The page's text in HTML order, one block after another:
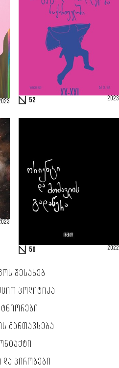
52 2023
50 2022
ᲨᲔᲡᲐᲮᲔᲑ
ᲞᲝᲚᲘᲢᲘᲙᲐ
ᲒᲐᲜᲗᲐᲕᲡᲔᲑᲐ
ᲓᲐ ᲞᲘᲠᲝᲑᲔᲑᲘ